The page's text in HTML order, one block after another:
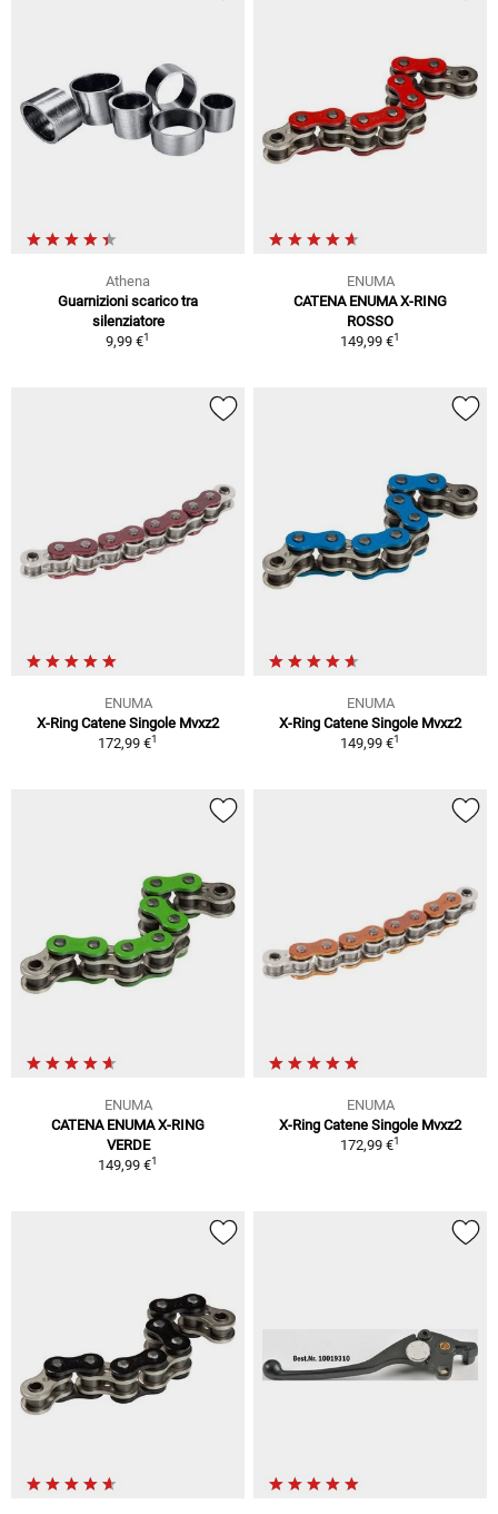
Athena
Guarnizioni scarico tra
silenziatore
9,99 €1
ENUMA
CATENA ENUMA X-RING
ROSSO
149,99 €1
ENUMA
X-Ring Catene Singole Mvxz2
172,99 €1
ENUMA
X-Ring Catene Singole Mvxz2
149,99 €1
ENUMA
CATENA ENUMA X-RING
VERDE
149,99 €1
ENUMA
X-Ring Catene Singole Mvxz2
172,99 €1